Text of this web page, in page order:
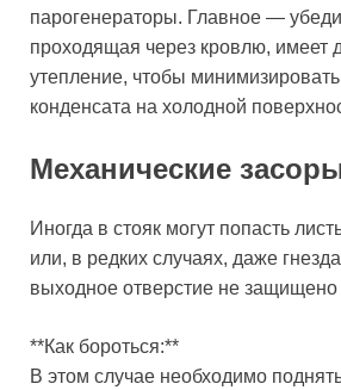
парогенераторы. Главное —
проходящая через кровлю, имеет
утепление, чтобы
конденсата на холодной
Механические
Иногда в стояк могут попасть
или, в редких случаях, даже
выходное отверстие не защищено
**Как бороться:**
В этом случае необходимо